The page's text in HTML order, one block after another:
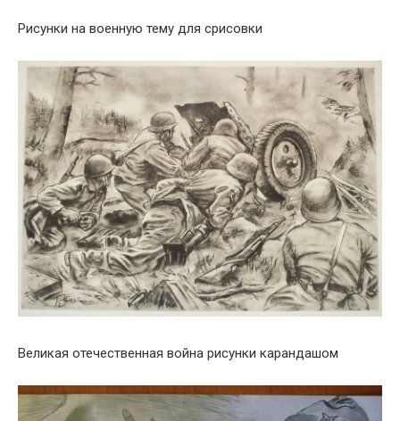
Рисунки на военную тему для срисовки
Великая отечественная война рисунки карандашом